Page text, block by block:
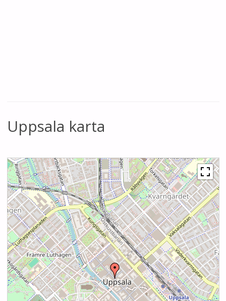
Uppsala karta